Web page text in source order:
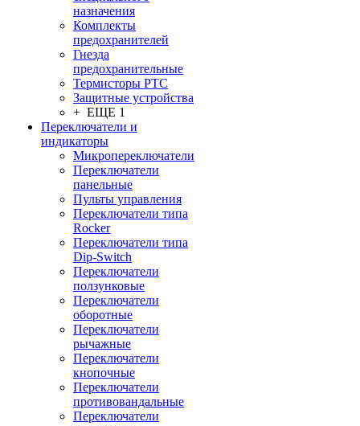
назначения
Комплекты
предохранителей
Гнезда
предохранительные
Термисторы PTC
Защитные устройства
+ ЕЩЕ 1
Переключатели и
индикаторы
Микропереключатели
Переключатели
панельные
Пульты управления
Переключатели типа
Rocker
Переключатели типа
Dip-Switch
Переключатели
ползунковые
Переключатели
оборотные
Переключатели
рычажные
Переключатели
кнопочные
Переключатели
противовандальные
Переключатели